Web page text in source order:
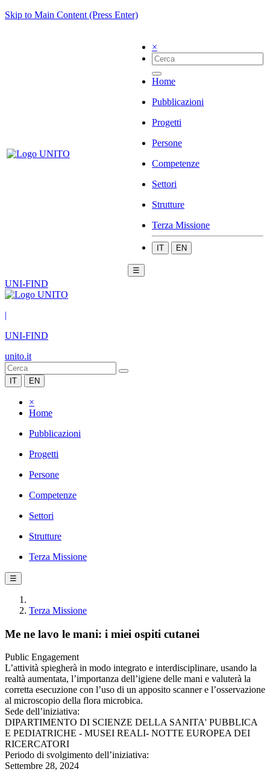
Skip to Main Content (Press Enter)
×
Home
Pubblicazioni
Progetti
Persone
Competenze
Settori
Strutture
Terza Missione
IT EN
☰
UNI-FIND
|
UNI-FIND
unito.it
IT EN
×
Home
Pubblicazioni
Progetti
Persone
Competenze
Settori
Strutture
Terza Missione
☰
Terza Missione
Me ne lavo le mani: i miei ospiti cutanei
Public Engagement
L’attività spiegherà in modo integrato e interdisciplinare, usando la
realtà aumentata, l’importanza dell’igiene delle mani e valuterà la
corretta esecuzione con l’uso di un apposito scanner e l’osservazione
al microscopio della flora microbica.
Sede dell’iniziativa:
DIPARTIMENTO DI SCIENZE DELLA SANITA' PUBBLICA
E PEDIATRICHE - MUSEI REALI- NOTTE EUROPEA DEI
RICERCATORI
Periodo di svolgimento dell’iniziativa:
Settembre 28, 2024